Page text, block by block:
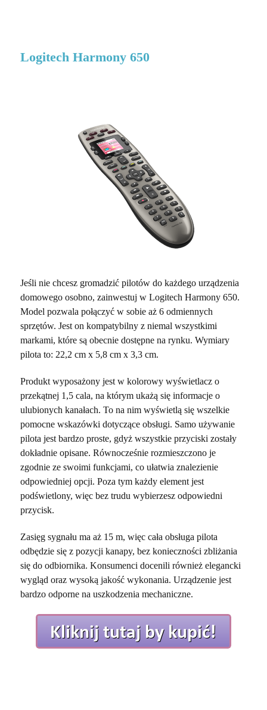
Logitech Harmony 650
Jeśli nie chcesz gromadzić pilotów do każdego urządzenia
domowego osobno, zainwestuj w Logitech Harmony 650.
Model pozwala połączyć w sobie aż 6 odmiennych
sprzętów. Jest on kompatybilny z niemal wszystkimi
markami, które są obecnie dostępne na rynku. Wymiary
pilota to: 22,2 cm x 5,8 cm x 3,3 cm.
Produkt wyposażony jest w kolorowy wyświetlacz o
przekątnej 1,5 cala, na którym ukażą się informacje o
ulubionych kanałach. To na nim wyświetlą się wszelkie
pomocne wskazówki dotyczące obsługi. Samo używanie
pilota jest bardzo proste, gdyż wszystkie przyciski zostały
dokładnie opisane. Równocześnie rozmieszczono je
zgodnie ze swoimi funkcjami, co ułatwia znalezienie
odpowiedniej opcji. Poza tym każdy element jest
podświetlony, więc bez trudu wybierzesz odpowiedni
przycisk.
Zasięg sygnału ma aż 15 m, więc cała obsługa pilota
odbędzie się z pozycji kanapy, bez konieczności zbliżania
się do odbiornika. Konsumenci docenili również elegancki
wygląd oraz wysoką jakość wykonania. Urządzenie jest
bardzo odporne na uszkodzenia mechaniczne.